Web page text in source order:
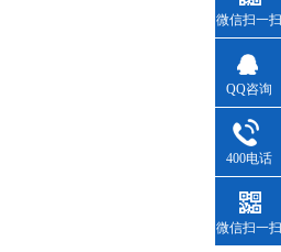
微信扫一扫
QQ咨询
400电话
微信扫一扫